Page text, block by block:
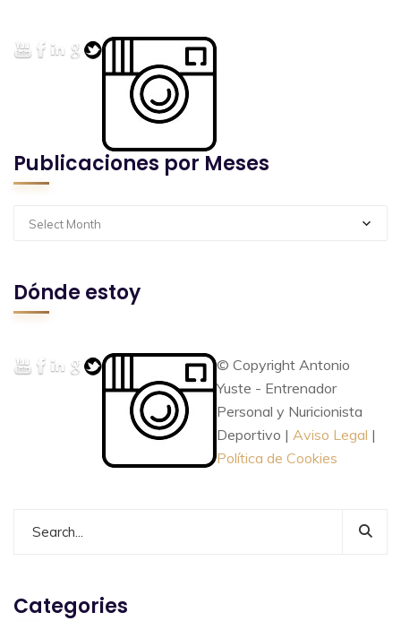
Publicaciones por Meses
Select Month
Dónde estoy
© Copyright Antonio
Yuste - Entrenador
Personal y Nuricionista
Deportivo | Aviso Legal |
Política de Cookies
Categories